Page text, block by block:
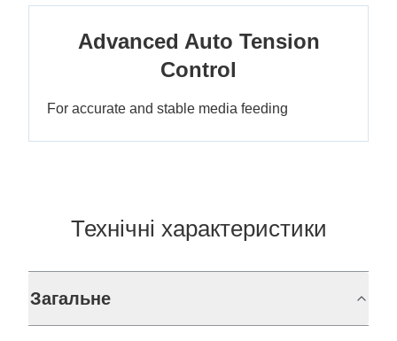
Advanced Auto Tension
Control
For accurate and stable media feeding
Технічні характеристики
Загальне